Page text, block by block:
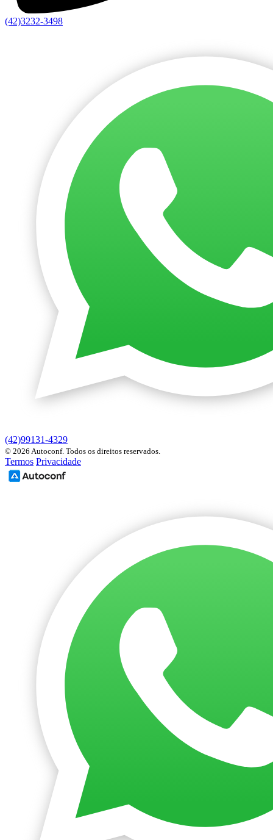
(42)3232-3498
(42)99131-4329
© 2026 Autoconf. Todos os direitos reservados.
Termos Privacidade